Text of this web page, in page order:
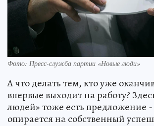
Фото: Пресс-служба партии «Новые люди»
А что делать тем, кто уже
впервые выходит на работу?
людей» тоже есть предложение
опирается на собственный